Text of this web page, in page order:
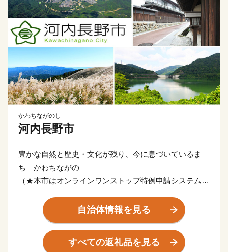
かわちながのし
河内長野市
豊かな自然と歴史・文化が残り、今に息づいているま
ち かわちながの
（★本市はオンラインワンストップ特例申請システム
河内長野市は大阪府の南東、面積の7割は森林という
「自然豊かなまち」です。 市の玄関口「河内長野駅」
へは南海高野線なんば駅から電車で約30分。市街地から
自治体情報を見る
すべての返礼品を見る